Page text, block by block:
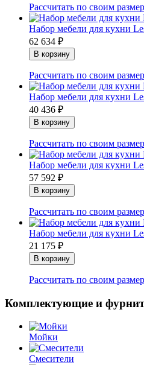
Рассчитать по своим
Набор мебели для кухни
62 634 ₽
Рассчитать по своим
Набор мебели для кухни
40 436 ₽
Рассчитать по своим
Набор мебели для кухни
57 592 ₽
Рассчитать по своим
Набор мебели для кухни
21 175 ₽
Рассчитать по своим
Комплектующие и
Мойки
Смесители